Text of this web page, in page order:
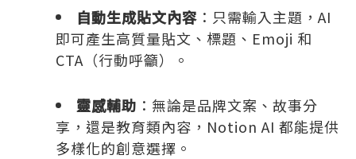
自動生成貼文內容 ：只需輸入主題，AI
即可產生高質量貼文、標題、Emoji 和
CTA（行動呼籲）。
靈感輔助 ：無論是品牌文案、故事分
享，還是教育類內容，Notion AI 都能提供
多樣化的創意選擇。